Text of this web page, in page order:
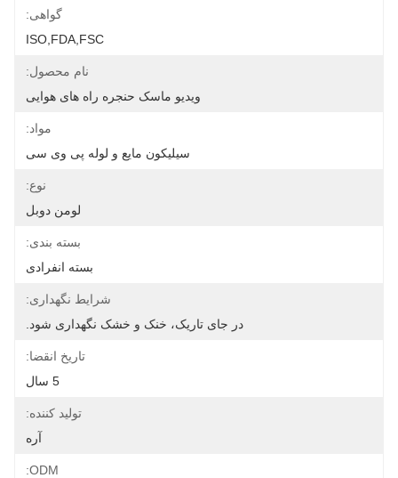
گواهی:
ISO,FDA,FSC
نام محصول:
ویدیو ماسک حنجره راه های هوایی
مواد:
سیلیکون مایع و لوله پی وی سی
نوع:
لومن دوبل
بسته بندی:
بسته انفرادی
شرایط نگهداری:
در جای تاریک، خنک و خشک نگهداری شود.
تاریخ انقضا:
5 سال
تولید کننده:
آره
ODM: